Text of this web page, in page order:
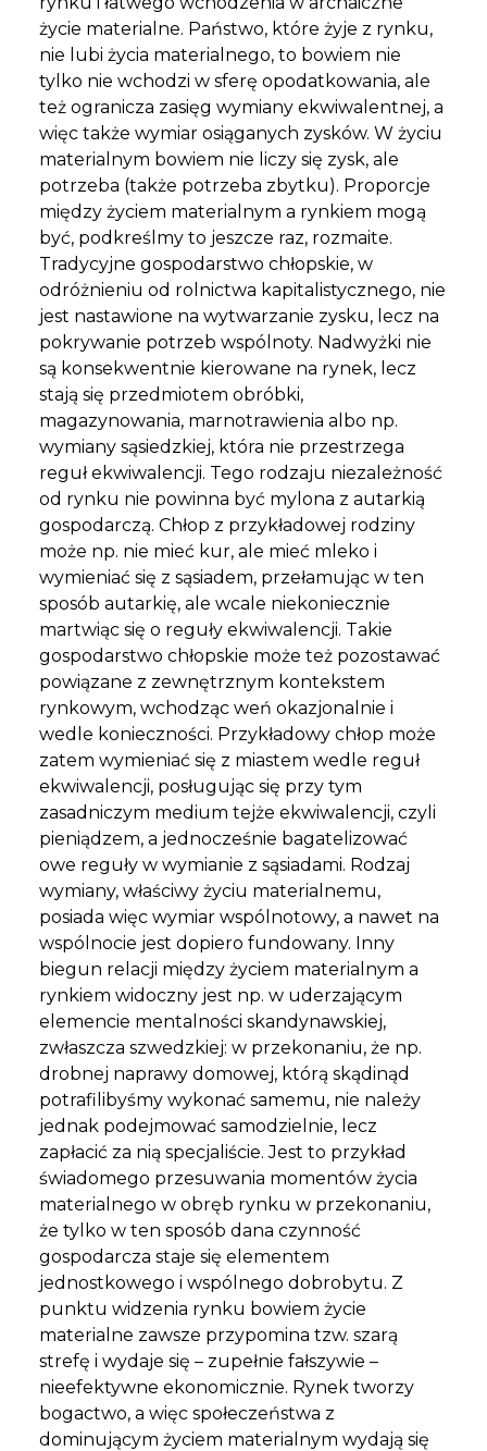
życie materialne. Państwo, które żyje z rynku,
nie lubi życia materialnego, to bowiem nie
tylko nie wchodzi w sferę opodatkowania, ale
też ogranicza zasięg wymiany ekwiwalentnej, a
więc także wymiar osiąganych zysków. W życiu
materialnym bowiem nie liczy się zysk, ale
potrzeba (także potrzeba zbytku). Proporcje
między życiem materialnym a rynkiem mogą
być, podkreślmy to jeszcze raz, rozmaite.
Tradycyjne gospodarstwo chłopskie, w
odróżnieniu od rolnictwa kapitalistycznego, nie
jest nastawione na wytwarzanie zysku, lecz na
pokrywanie potrzeb wspólnoty. Nadwyżki nie
są konsekwentnie kierowane na rynek, lecz
stają się przedmiotem obróbki,
magazynowania, marnotrawienia albo np.
wymiany sąsiedzkiej, która nie przestrzega
reguł ekwiwalencji. Tego rodzaju niezależność
od rynku nie powinna być mylona z autarkią
gospodarczą. Chłop z przykładowej rodziny
może np. nie mieć kur, ale mieć mleko i
wymieniać się z sąsiadem, przełamując w ten
sposób autarkię, ale wcale niekoniecznie
martwiąc się o reguły ekwiwalencji. Takie
gospodarstwo chłopskie może też pozostawać
powiązane z zewnętrznym kontekstem
rynkowym, wchodząc weń okazjonalnie i
wedle konieczności. Przykładowy chłop może
zatem wymieniać się z miastem wedle reguł
ekwiwalencji, posługując się przy tym
zasadniczym medium tejże ekwiwalencji, czyli
pieniądzem, a jednocześnie bagatelizować
owe reguły w wymianie z sąsiadami. Rodzaj
wymiany, właściwy życiu materialnemu,
posiada więc wymiar wspólnotowy, a nawet na
wspólnocie jest dopiero fundowany. Inny
biegun relacji między życiem materialnym a
rynkiem widoczny jest np. w uderzającym
elemencie mentalności skandynawskiej,
zwłaszcza szwedzkiej: w przekonaniu, że np.
drobnej naprawy domowej, którą skądinąd
potrafilibyśmy wykonać samemu, nie należy
jednak podejmować samodzielnie, lecz
zapłacić za nią specjaliście. Jest to przykład
świadomego przesuwania momentów życia
materialnego w obręb rynku w przekonaniu,
że tylko w ten sposób dana czynność
gospodarcza staje się elementem
jednostkowego i wspólnego dobrobytu. Z
punktu widzenia rynku bowiem życie
materialne zawsze przypomina tzw. szarą
strefę i wydaje się – zupełnie fałszywie –
nieefektywne ekonomicznie. Rynek tworzy
bogactwo, a więc społeczeństwa z
dominującym życiem materialnym wydają się